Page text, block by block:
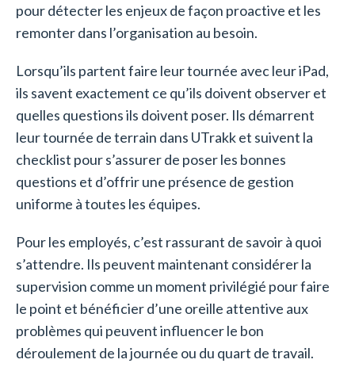
pour détecter les enjeux de façon proactive et les
remonter dans l’organisation au besoin.
Lorsqu’ils partent faire leur tournée avec leur iPad,
ils savent exactement ce qu’ils doivent observer et
quelles questions ils doivent poser. Ils démarrent
leur tournée de terrain dans UTrakk et suivent la
checklist pour s’assurer de poser les bonnes
questions et d’offrir une présence de gestion
uniforme à toutes les équipes.
Pour les employés, c’est rassurant de savoir à quoi
s’attendre. Ils peuvent maintenant considérer la
supervision comme un moment privilégié pour faire
le point et bénéficier d’une oreille attentive aux
problèmes qui peuvent influencer le bon
déroulement de la journée ou du quart de travail.